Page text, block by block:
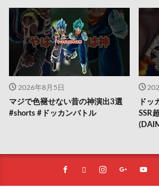
2026年8月5日
マジで色褪せない昔の神演出3選
#shorts #ドッカンバトル
ドッ
SSR